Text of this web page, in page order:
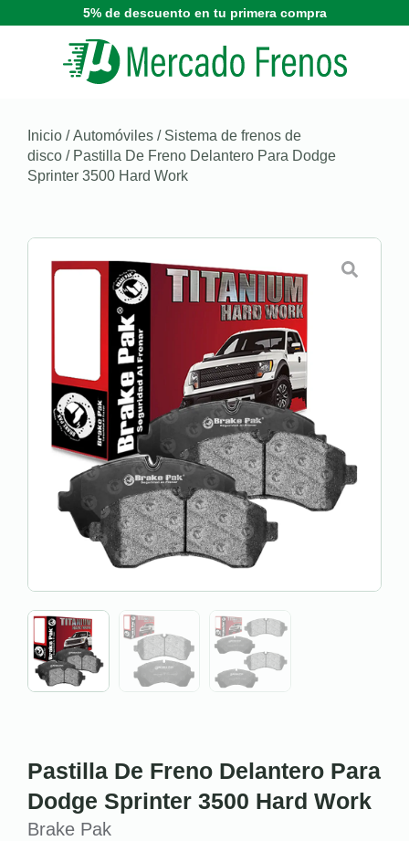
5% de descuento en tu primera compra
Inicio /Automóviles / Sistema de frenos de
disco / Pastilla De Freno Delantero Para Dodge
Sprinter 3500 Hard Work
Pastilla De Freno Delantero Para
Dodge Sprinter 3500 Hard Work
Brake Pak